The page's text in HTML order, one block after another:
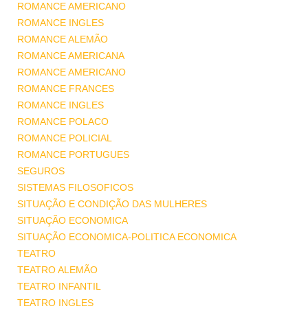
ROMANCE AMERICANO
ROMANCE INGLES
ROMANCE ALEMÃO
ROMANCE AMERICANA
ROMANCE AMERICANO
ROMANCE FRANCES
ROMANCE INGLES
ROMANCE POLACO
ROMANCE POLICIAL
ROMANCE PORTUGUES
SEGUROS
SISTEMAS FILOSOFICOS
SITUAÇÃO E CONDIÇÃO DAS MULHERES
SITUAÇÃO ECONOMICA
SITUAÇÃO ECONOMICA-POLITICA ECONOMICA
TEATRO
TEATRO ALEMÃO
TEATRO INFANTIL
TEATRO INGLES